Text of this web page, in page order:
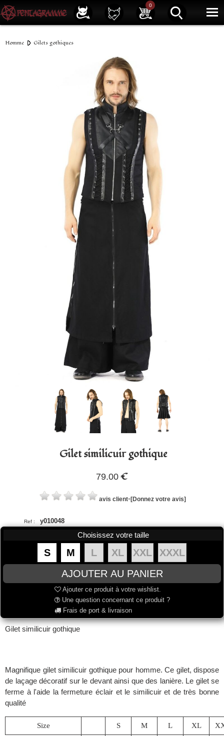
0
Service client 01 40 39 07 94
Newsletter | | Facebook | Instagram
|
Homme Gilets gothiques
Gilet similicuir gothique
79.00 €
avis client-[Donnez votre avis]
Ref : y010048
Choisissez votre taille
S M L XL XXL XXXL
Ajouter ce produit à votre wishlist.
Une question concernant ce produit ?
Frais de port & livraison
Gilet similicuir gothique
Magnifique gilet similicuir gothique pour homme. Ce gilet, dispose
de laçage décoratif sur le devant ainsi que des lanière. Le gilet se
ferme à l'aide la fermeture éclair et le similicuir et de très bonne
qualité
Size S M L XL